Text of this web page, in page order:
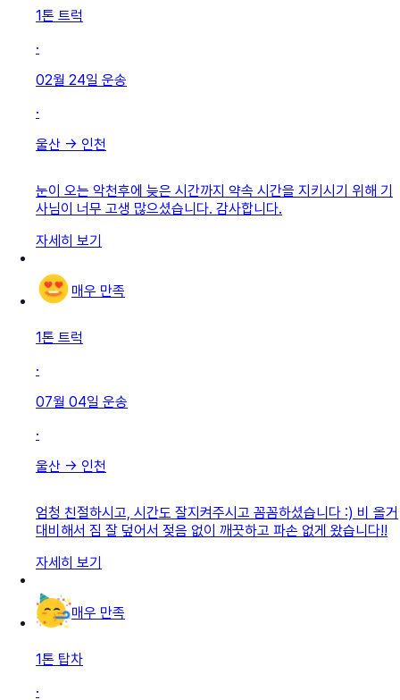
1톤 트럭
·
02월 24일 운송
·
울산 → 인천
눈이 오는 악천후에 늦은 시간까지 약속 시간을 지키시기 위해 기
사님이 너무 고생 많으셨습니다. 감사합니다.
자세히 보기
매우 만족
1톤 트럭
·
07월 04일 운송
·
울산 → 인천
엄청 친절하시고, 시간도 잘지켜주시고 꼼꼼하셨습니다 :) 비 올거
대비해서 짐 잘 덮어서 젖음 없이 깨끗하고 파손 없게 왔습니다!!
자세히 보기
매우 만족
1톤 탑차
·